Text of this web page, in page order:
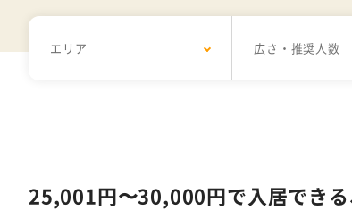
エリア 広さ・推奨人数
特集一覧
ラウンジ・テラス・バルコニ
10人以下 11～30人 31～50
セントラル空調
OAフロア
25,001円〜30,000円で入居でき